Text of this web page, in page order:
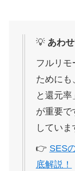
💡 あわ
フルリモ
ためにも
と還元
が重要で
していま
👉 SES
底解説！